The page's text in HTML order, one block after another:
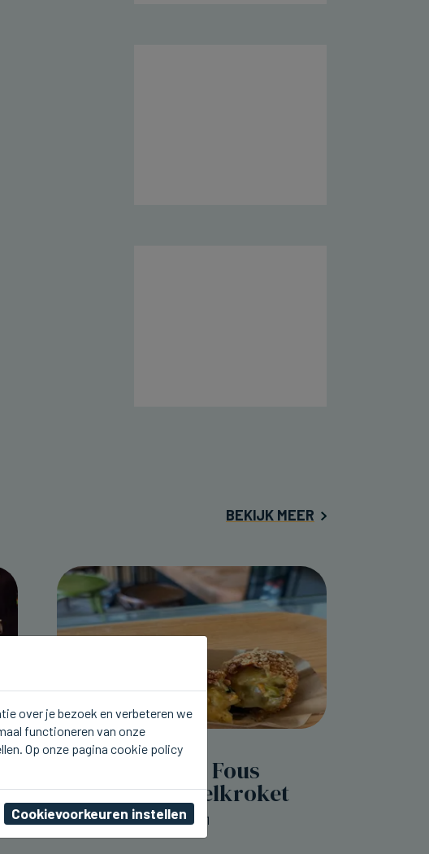
BEKIJK MEER
SIJSELE
Frituur Je m'en Fous
lanceert mosselkroket
do 06 augustus 2026, 00:11
over je bezoek en verbeteren we
functioneren van onze
Op onze pagina cookie policy
Cookievoorkeuren instellen